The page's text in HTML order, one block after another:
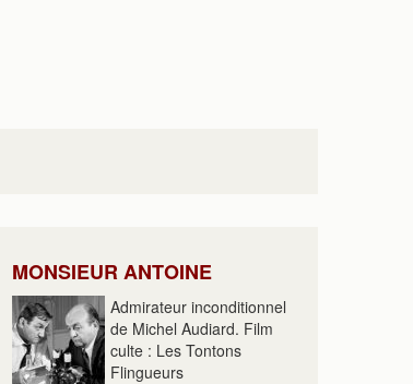
MONSIEUR ANTOINE
Admirateur inconditionnel
de Michel Audiard. Film
culte : Les Tontons
Flingueurs